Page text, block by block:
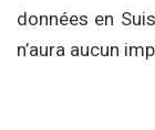
données en
n’aura aucun